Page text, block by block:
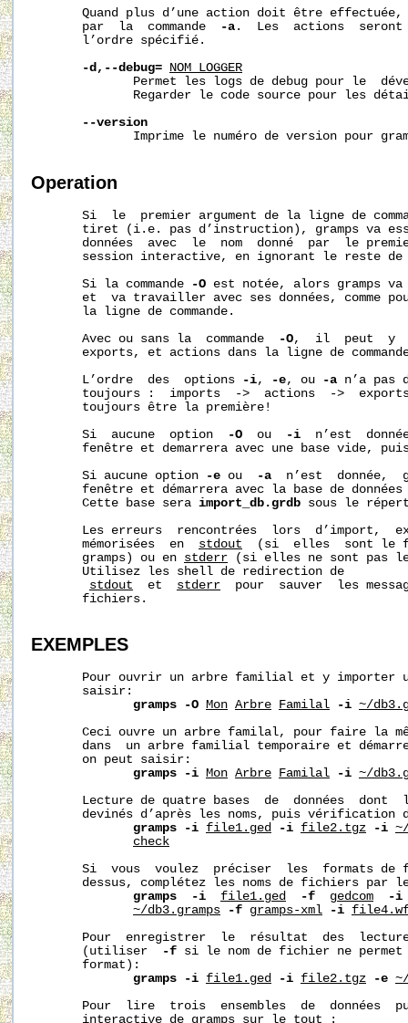
Quand plus d’une action doit être
       par  la  commande
-a .  Les  actions  seront
       l’ordre spécifié.
-d,--debug=
NOM_LOGGER
Permet les logs de debug pour le
Regarder le code source pour les
--version
Imprime le numéro de version pour
Operation
Si  le  premier argument de la ligne de
tiret (i.e. pas d’instruction), gramps va
données  avec  le  nom  donné  par  le
session interactive, en ignorant le reste
       Si la commande
-O est notée, alors gramps
et  va travailler avec ses données, comme
       la ligne de commande.
       Avec ou sans la  commande
-O,  il  peut  y
exports, et actions dans la ligne de
       L’ordre  des  options
-i, -e, ou -a n’a pas
toujours :  imports  ->  actions  ->
       toujours être la première!
       Si  aucune  option
-O
  ou
-i
n’est
fenêtre et demarrera avec une base vide,
       Si aucune option
-e ou -a
n’est  donnée,
fenêtre et démarrera avec la base de
       Cette base sera
import_db.grdb sous le
Les erreurs  rencontrées  lors  d’import,
       mémorisées  en
stdout
(si  elles  sont le
       gramps) ou en
stderr (si elles ne sont pas
       Utilisez les shell de redirection de
stdout
  et
stderr
pour  sauver  les
       fichiers.
EXEMPLES
Pour ouvrir un arbre familial et y importer
       saisir:
gramps
-O Mon Arbre Familal -i ~/
Ceci ouvre un arbre familal, pour faire la
dans  un arbre familial temporaire et
       on peut saisir:
gramps
-i Mon Arbre Familal -i ~/
Lecture de quatre bases  de  données  dont
devinés d’après les noms, puis vérification
gramps
-i file1.ged -i file2.tgz -i
check
Si  vous  voulez  préciser  les  formats de
dessus, complétez les noms de fichiers par
gramps
-i file1.ged -f gedcom
-i
~/db3.gramps
-f gramps-xml -i
Pour  enregistrer  le  résultat  des
       (utiliser
-f si le nom de fichier ne permet
       format):
gramps
-i file1.ged -i file2.tgz -e
Pour  lire  trois  ensembles  de  données
       interactive de gramps sur le tout :